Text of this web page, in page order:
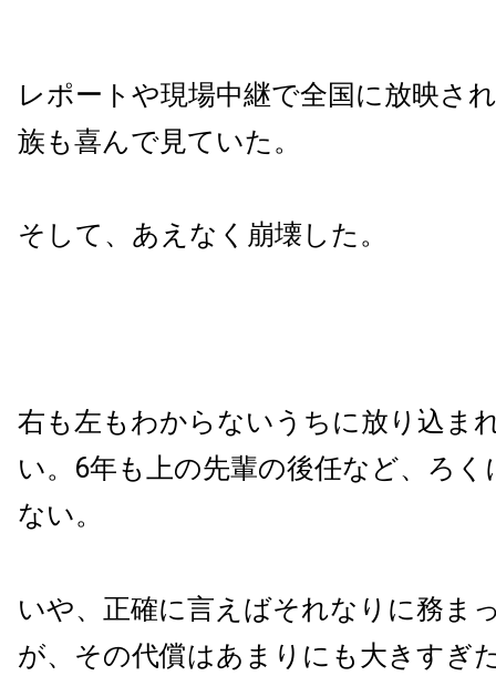
レポートや現場中継で全国に放映さ
族も喜んで見ていた。
そして、あえなく崩壊した。
右も左もわからないうちに放り込ま
い。6年も上の先輩の後任など、ろ
ない。
いや、正確に言えばそれなりに務ま
が、その代償はあまりにも大きすぎ